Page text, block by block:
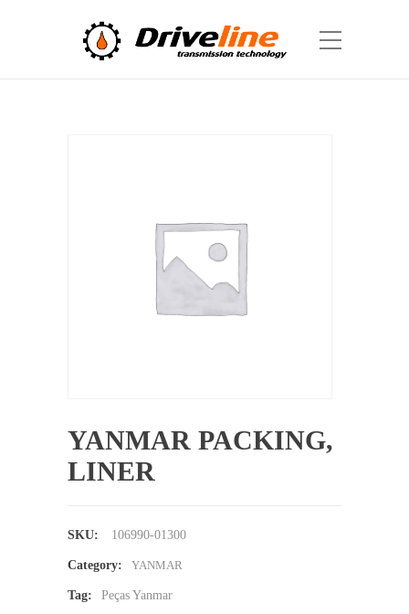
YANMAR PACKING,
LINER
SKU: 106990-01300
Category: YANMAR
Tag: Peças Yanmar